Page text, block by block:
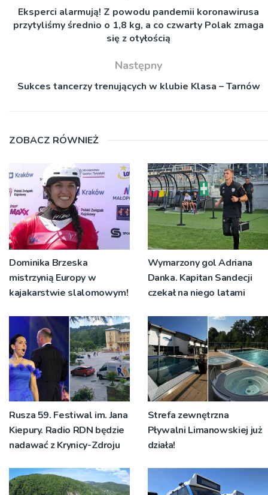
Eksperci alarmują! Z powodu pandemii koronawirusa
przytyliśmy średnio o 1,8 kg, a co czwarty Polak zmaga
się z otyłością
Następny
Sukces tancerzy trenujących w klubie Klasa – Tarnów
ZOBACZ RÓWNIEŻ
Dominika Brzeska
mistrzynią Europy w
kajakarstwie slalomowym!
Wymarzony gol Adriana
Danka. Kapitan Sandecji
czekał na niego latami
Rusza 59. Festiwal im. Jana
Kiepury. Radio RDN będzie
nadawać z Krynicy-Zdroju
Strefa zewnętrzna
Pływalni Limanowskiej już
działa!